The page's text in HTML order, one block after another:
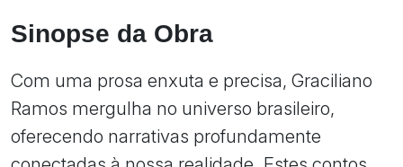
Sinopse da Obra
Com uma prosa enxuta e precisa, Graciliano
Ramos mergulha no universo brasileiro,
oferecendo narrativas profundamente